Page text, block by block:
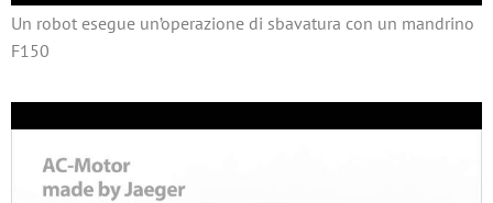
Un robot esegue un’operazione di sbavatura con un mandrino
F150